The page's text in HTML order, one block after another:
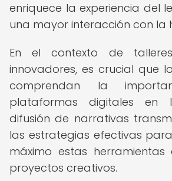
enriquece la experiencia del
una mayor interacción con la
En el contexto de
innovadores, es crucial que
comprendan la
plataformas digitales en
difusión de narrativas
las estrategias efectivas
máximo estas herramientas
proyectos creativos.